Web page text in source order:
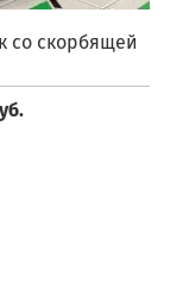
со скорбящей